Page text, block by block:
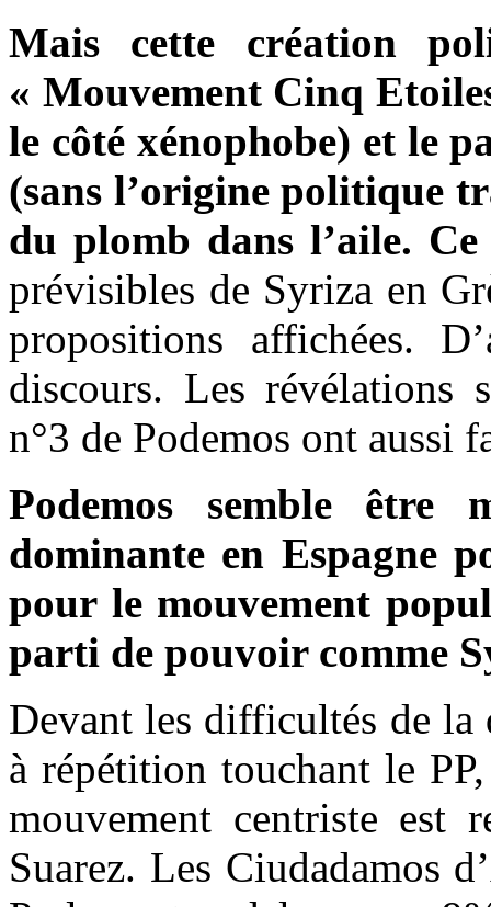
Mais cette création
« Mouvement Cinq
le côté xénophobe) et le
(sans l’origine politique
du plomb dans l’aile.
prévisibles de Syriza en
propositions affichées.
discours. Les révélations
n°3 de Podemos ont aussi
Podemos semble être
dominante en Espagne
pour le mouvement
parti de pouvoir comme
Devant les difficultés de la
à répétition touchant le
mouvement centriste est
Suarez. Les Ciudadamos